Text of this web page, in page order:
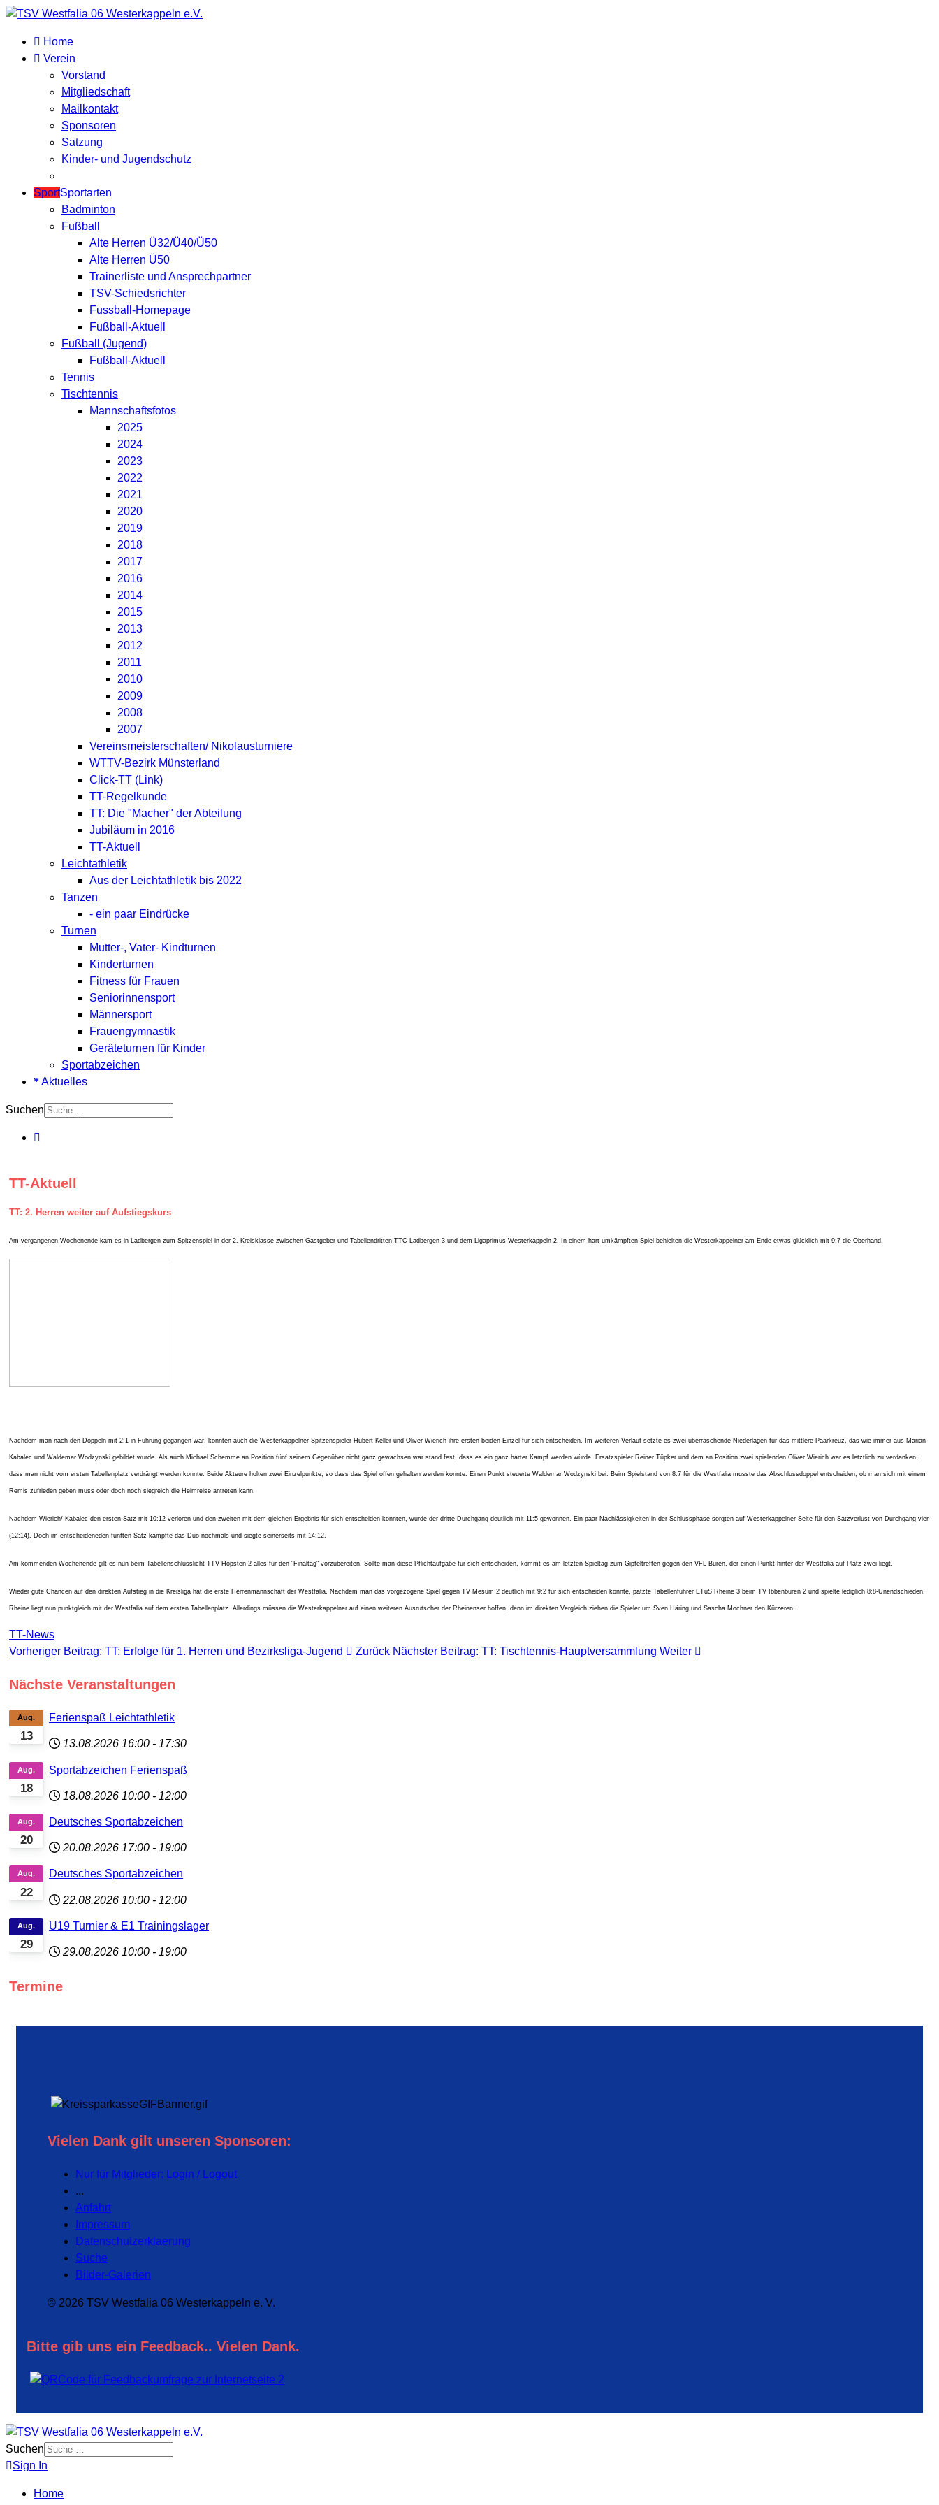
Home
Verein
Vorstand
Mitgliedschaft
Mailkontakt
Sponsoren
Satzung
Kinder- und Jugendschutz
SportSportarten
Badminton
Fußball
Alte Herren Ü32/Ü40/Ü50
Alte Herren Ü50
Trainerliste und Ansprechpartner
TSV-Schiedsrichter
Fussball-Homepage
Fußball-Aktuell
Fußball (Jugend)
Fußball-Aktuell
Tennis
Tischtennis
Mannschaftsfotos
2025
2024
2023
2022
2021
2020
2019
2018
2017
2016
2014
2015
2013
2012
2011
2010
2009
2008
2007
Vereinsmeisterschaften/ Nikolausturniere
WTTV-Bezirk Münsterland
Click-TT (Link)
TT-Regelkunde
TT: Die "Macher" der Abteilung
Jubiläum in 2016
TT-Aktuell
Leichtathletik
Aus der Leichtathletik bis 2022
Tanzen
- ein paar Eindrücke
Turnen
Mutter-, Vater- Kindturnen
Kinderturnen
Fitness für Frauen
Seniorinnensport
Männersport
Frauengymnastik
Geräteturnen für Kinder
Sportabzeichen
Aktuelles
Suchen
TT-Aktuell
TT: 2. Herren weiter auf Aufstiegskurs
Am vergangenen Wochenende kam es in Ladbergen zum Spitzenspiel in der 2. Kreisklasse zwischen Gastgeber und Tabellendritten TTC Ladbergen 3 und dem Ligaprimus Westerkappeln 2. In einem hart umkämpften Spiel behielten die Westerkappelner am Ende etwas glücklich mit 9:7 die Oberhand.
Nachdem man nach den Doppeln mit 2:1 in Führung gegangen war, konnten auch die Westerkappelner Spitzenspieler Hubert Keller und Oliver Wierich ihre ersten beiden Einzel für sich entscheiden. Im weiteren Verlauf setzte es zwei überraschende Niederlagen für das mittlere Paarkreuz, das wie immer aus Marian
Kabalec und Waldemar Wodzynski gebildet wurde. Als auch Michael Schemme an Position fünf seinem Gegenüber nicht ganz gewachsen war stand fest, dass es ein ganz harter Kampf werden würde. Ersatzspieler Reiner Tüpker und dem an Position zwei spielenden Oliver Wierich war es letztlich zu verdanken,
dass man nicht vom ersten Tabellenplatz verdrängt werden konnte. Beide Akteure holten zwei Einzelpunkte, so dass das Spiel offen gehalten werden konnte. Einen Punkt steuerte Waldemar Wodzynski bei. Beim Spielstand von 8:7 für die Westfalia musste das Abschlussdoppel entscheiden, ob man sich mit einem
Remis zufrieden geben muss oder doch noch siegreich die Heimreise antreten kann.
Nachdem Wierich/ Kabalec den ersten Satz mit 10:12 verloren und den zweiten mit dem gleichen Ergebnis für sich entscheiden konnten, wurde der dritte Durchgang deutlich mit 11:5 gewonnen. Ein paar Nachlässigkeiten in der Schlussphase sorgten auf Westerkappelner Seite für den Satzverlust von Durchgang vier
(12:14). Doch im entscheideneden fünften Satz kämpfte das Duo nochmals und siegte seinerseits mit 14:12.
Am kommenden Wochenende gilt es nun beim Tabellenschlusslicht TTV Hopsten 2 alles für den "Finaltag" vorzubereiten. Sollte man diese Pflichtaufgabe für sich entscheiden, kommt es am letzten Spieltag zum Gipfeltreffen gegen den VFL Büren, der einen Punkt hinter der Westfalia auf Platz zwei liegt.
Wieder gute Chancen auf den direkten Aufstieg in die Kreisliga hat die erste Herrenmannschaft der Westfalia. Nachdem man das vorgezogene Spiel gegen TV Mesum 2 deutlich mit 9:2 für sich entscheiden konnte, patzte Tabellenführer ETuS Rheine 3 beim TV Ibbenbüren 2 und spielte lediglich 8:8-Unendschieden.
Rheine liegt nun punktgleich mit der Westfalia auf dem ersten Tabellenplatz. Allerdings müssen die Westerkappelner auf einen weiteren Ausrutscher der Rheinenser hoffen, denn im direkten Vergleich ziehen die Spieler um Sven Häring und Sascha Mochner den Kürzeren.
TT-News
Vorheriger Beitrag: TT: Erfolge für 1. Herren und Bezirksliga-Jugend
Zurück Nächster Beitrag: TT: Tischtennis-Hauptversammlung Weiter
Nächste Veranstaltungen
13
Aug. Ferienspaß Leichtathletik
13.08.2026 16:00 - 17:30
18
Aug. Sportabzeichen Ferienspaß
18.08.2026 10:00 - 12:00
20
Aug. Deutsches Sportabzeichen
20.08.2026 17:00 - 19:00
22
Aug. Deutsches Sportabzeichen
22.08.2026 10:00 - 12:00
29
Aug. U19 Turnier & E1 Trainingslager
29.08.2026 10:00 - 19:00
Termine
Vielen Dank gilt unseren Sponsoren:
Nur für Mitglieder: Login / Logout
...
Anfahrt
Impressum
Datenschutzerklaerung
Suche
Bilder-Galerien
© 2026 TSV Westfalia 06 Westerkappeln e. V.
Bitte gib uns ein Feedback.. Vielen Dank.
Suchen
Sign In
Home